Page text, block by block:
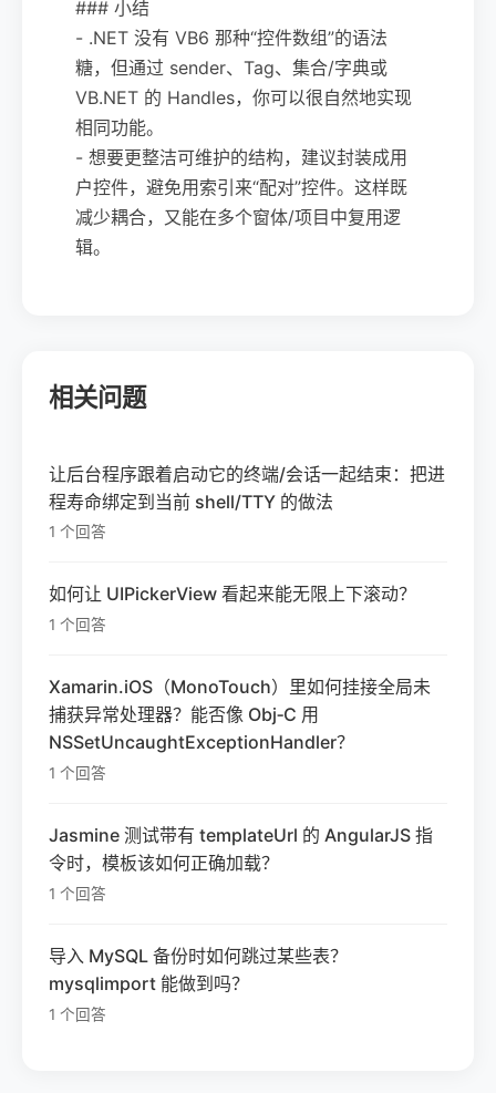
### 小结
- .NET 没有 VB6 那种“控件数组”的语法
糖，但通过 sender、Tag、集合/字典或
VB.NET 的 Handles，你可以很自然地实现
相同功能。
- 想要更整洁可维护的结构，建议封装成用
户控件，避免用索引来“配对”控件。这样既
减少耦合，又能在多个窗体/项目中复用逻
辑。
相关问题
让后台程序跟着启动它的终端/会话一起结束：把进
程寿命绑定到当前 shell/TTY 的做法
1 个回答
如何让 UIPickerView 看起来能无限上下滚动？
1 个回答
Xamarin.iOS（MonoTouch）里如何挂接全局未
捕获异常处理器？能否像 Obj‑C 用
NSSetUncaughtExceptionHandler？
1 个回答
Jasmine 测试带有 templateUrl 的 AngularJS 指
令时，模板该如何正确加载？
1 个回答
导入 MySQL 备份时如何跳过某些表？
mysqlimport 能做到吗？
1 个回答